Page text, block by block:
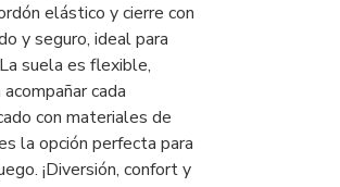
elástico y cierre con
y seguro, ideal para
suela es flexible,
cada
con materiales de
la opción perfecta para
¡Diversión, confort y